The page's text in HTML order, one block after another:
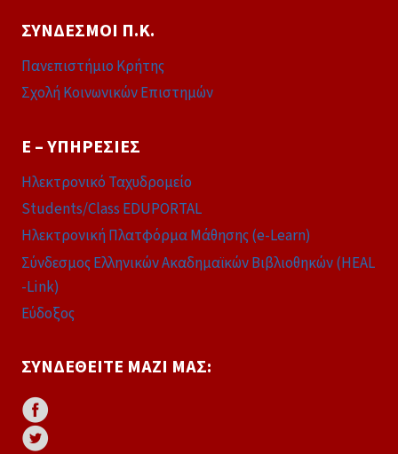
ΣΎΝΔΕΣΜΟΙ Π.Κ.
Πανεπιστήμιο Κρήτης
Σχολή Κοινωνικών Επιστημών
E – ΥΠΗΡΕΣΊΕΣ
Ηλεκτρονικό Ταχυδρομείο
Students/Class EDUPORTAL
Ηλεκτρονική Πλατφόρμα Μάθησης (e-Learn)
Σύνδεσμος Ελληνικών Ακαδημαϊκών Βιβλιοθηκών (HEAL
-Link)
Εύδοξος
ΣΥΝΔΕΘΕΊΤΕ ΜΑΖΊ ΜΑΣ: